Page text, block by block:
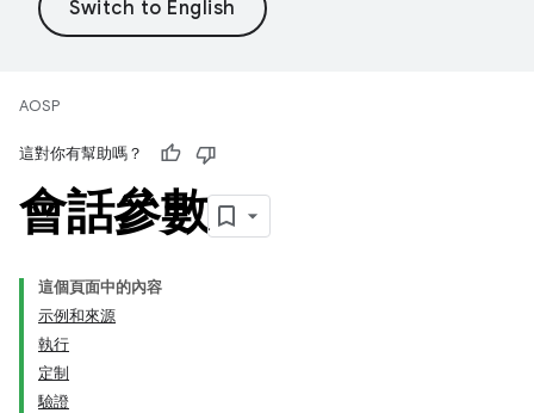
AOSP
這對你有幫助嗎？
會話參數
這個頁面中的內容
示例和來源
執行
定制
驗證